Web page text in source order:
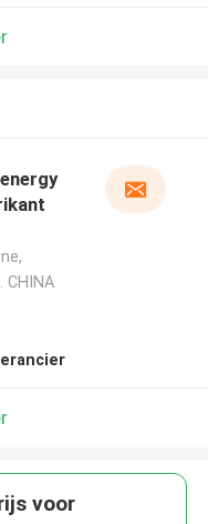
CHINA
voor